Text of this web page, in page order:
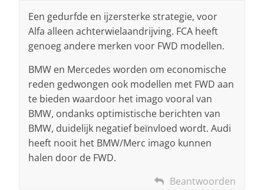
Een gedurfde en ijzersterke strategie, voor
Alfa alleen achterwielaandrijving. FCA heeft
genoeg andere merken voor FWD modellen.
BMW en Mercedes worden om economische
reden gedwongen ook modellen met FWD aan
te bieden waardoor het imago vooral van
BMW, ondanks optimistische berichten van
BMW, duidelijk negatief beïnvloed wordt. Audi
heeft nooit het BMW/Merc imago kunnen
halen door de FWD.
Beantwoorden